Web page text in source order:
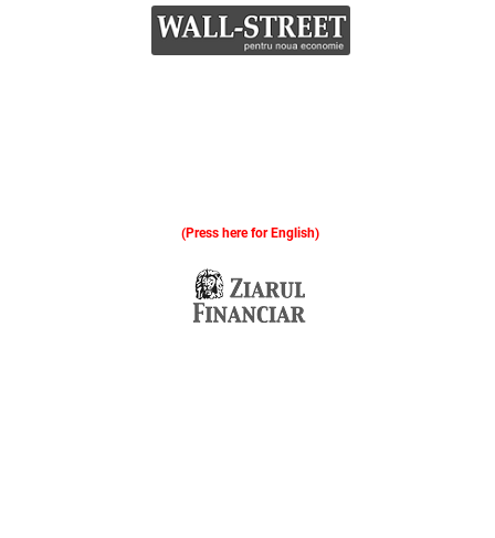
(Press here for English)